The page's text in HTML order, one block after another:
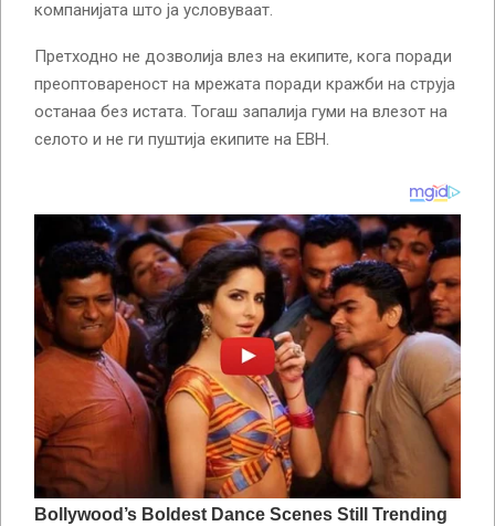
компанијата што ја условуваат.
Претходно не дозволија влез на екипите, кога поради
преоптовареност на мрежата поради кражби на струја
останаа без истата. Тогаш запалија гуми на влезот на
селото и не ги пуштија екипите на ЕВН.